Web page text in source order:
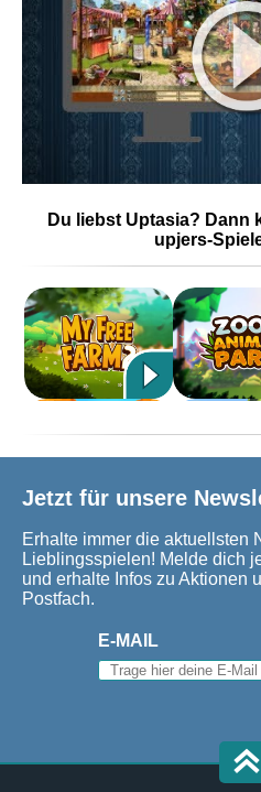
Du liebst Uptasia? Dann
upjers-
Jetzt für unsere
Erhalte immer die aktuellsten
Lieblingsspielen! Melde dich
und erhalte Infos zu Aktionen
Postfach.
E-MAIL